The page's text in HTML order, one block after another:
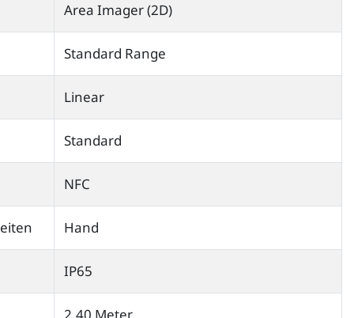
Area Imager (2D)
Standard Range
Linear
Standard
NFC
Hand
IP65